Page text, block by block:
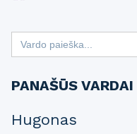
Search
for:
PANAŠŪS VARDAI
Hugonas